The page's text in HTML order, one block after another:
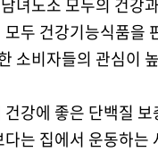
두 건강기능식품을
소비자들의 관심이
강에 좋은 단백질
는 집에서 운동하